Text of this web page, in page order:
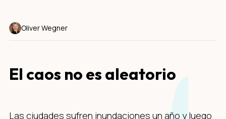
Oliver Wegner
El caos no es aleatorio
Las ciudades sufren inundaciones un año y luego